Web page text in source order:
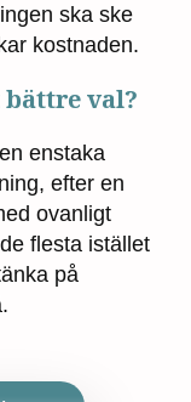
ska ske
kostnaden.
bättre val?
enstaka
efter en
ovanligt
flesta istället
på